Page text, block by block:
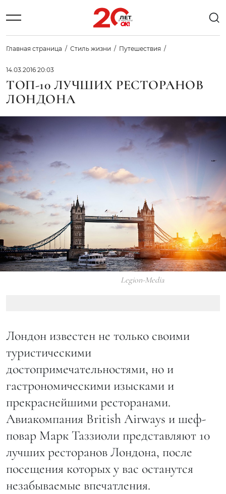
Главная страница Стиль жизни Путешествия
14.03.2016 20:03
ТОП-10 ЛУЧШИХ РЕСТОРАНОВ
ЛОНДОНА
Legion-Media
Лондон известен не только своими
туристическими
достопримечательностями, но и
гастрономическими изысками и
прекраснейшими ресторанами.
Авиакомпания British Airways и шеф-
повар Марк Таззиоли представляют 10
лучших ресторанов Лондона, после
посещения которых у вас останутся
незабываемые впечатления.